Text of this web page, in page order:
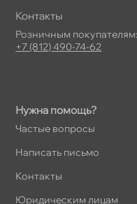
Нужна помощь?
Частые вопросы
Написать письмо
Контакты
Юридическим лицам
Контакты
Розничным покупателям:
+7 (812) 490-74-62